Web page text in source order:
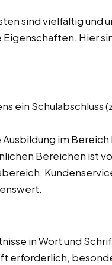
sind vielfältig und
Hier
ein Schulabschluss
im
Bereichen ist
in Wort und
erforderlich,